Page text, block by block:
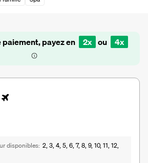
payez en 2x ou 4x
disponibles 2, 3, 4, 5, 6, 7, 8, 9, 10, 11, 12,